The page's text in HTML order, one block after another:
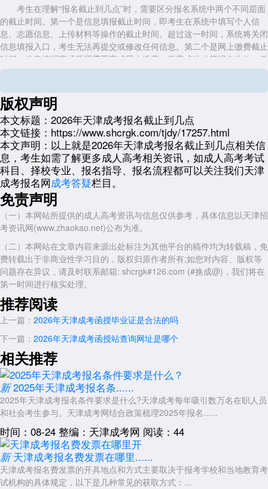
考生在理解“报名截止到几点”时，需要区分报名系统中两个不同层面
的截止时间。第一个是信息填报截止时间，即考生在系统中填写个人信
息、志愿信息、上传材料等操作的截止时间。超过这一时间，系统将关闭
信息填报入口，考生无法再提交或修改任何信息。第二个是网上缴费截止
时间。信息填报完成后还需要完成网上缴费，缴费成功才算报名生效。缴
费截止时间通常与信息填报截止时间同步，或比信息填报截止时间稍晚一
完成就认为报名成功，必须在缴费截止前完成支付。
两个时间节点中任何一个错过，都会导致报名失败。特别是缴费环
节，部分考生在填报信息后没有立即缴费，想等几天再操作，结果忘记时
间或遇到支付问题，导致缴费失败而报名无效。
不要等到最后时刻操作
建议考生不要等到报名截止的最后几个小时甚至最后几分钟才进行操
作，原因有以下几点。
第一，系统拥堵风险。报名截止前的最后几个小时通常是访问量最大
的时段，大量考生集中在同一时间操作，可能导致网页加载缓慢、提交失
败、支付超时等技术问题。
第二，审核反馈时间。考生提交报名信息后，系统会进行资格审核。
如果审核不通过，系统会提示原因，考生需要在截止时间前修改信息或补
充材料后重新提交。如果等到最后时刻才提交，一旦审核未通过，可能没
有时间处理。往年就有考生在最后半小时提交后发现材料不符合要求，但
因系统拥堵和临近截止，来不及处理，导致报名失败。
第三，支付环节耗时。网上支付需要跳转至银行或第三方支付页面，
输入密码、接收验证码等操作需要一定时间。支付完成后还需要等待系统
返回支付结果，这个过程在高峰时段可能延迟。如果在截止前几分钟才开
始支付，系统可能在支付途中关闭支付通道，导致扣款成功但报名系统未
显示缴费完成，处理起来非常麻烦。
外地考生需要额外注意时间
非天津户籍的外地考生，在报名时需要上传居住证或社保缴纳证明等
材料，这些材料的审核通常需要人工操作，审核时间相对较长。如果外地
考生在最后一天才提交报名，人工审核可能无法在报名截止前完成，即使
材料本身符合要求，也可能因审核流程未走完而无法进入缴费环节，最终
报名失败。因此，外地考生应尽早提交报名信息。
错过报名时间能否补报
版权声明
本文标题： 2026年天津成考报名截止到几点
本文链接： https://www.shcrgk.com/tjdy/17257.html
本文声明： 以上就是2026年天津成考报名截止到几点相关信
息，考生如需了解更多成人高考相关资讯，如成人高考考试
科目、择校专业、报名指导、报名流程都可以关注我们天津
成考报名网成考答疑栏目。
免责声明
（一）本网站所提供的成人高考资讯与信息仅供参考，具体信息以天津招
考资讯网(www.zhaokao.net)公布为准。
（二）本网站在文章内容来源出处标注为其他平台的稿件均为转载稿，免
费转载出于非商业性学习目的，版权归原作者所有;如您对内容、版权等
问题存在异议，请及时联系邮箱: shcrgk#126.com (#换成@)，我们将在
第一时间进行核实处理。
推荐阅读
上一篇： 2026年天津成考函授毕业证是合法的吗
下一篇： 2026年天津成考函授站查询网址是哪个
相关推荐
新 2025年天津成考报名条......
2025年天津成考报名条件要求是什么?天津成考每年吸引数万名在职人员
和社会考生参与。天津成考网结合政策梳理2025年报名......
时间：08-24 整编：天津成考网 阅读：44
新 天津成考报名费发票在哪里......
天津成考报名费发票的开具地点和方式主要取决于报考学校和当地教育考
试机构的具体规定，以下是几种常见的获取方式：...